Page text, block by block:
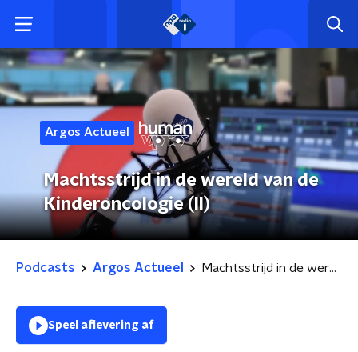
Argos Actueel
Machtsstrijd in de wereld van de
Kinderoncologie (II)
Podcasts Argos Actueel Machtsstrijd in de wereld van de Kinderoncologie (II)
Speel aflevering af